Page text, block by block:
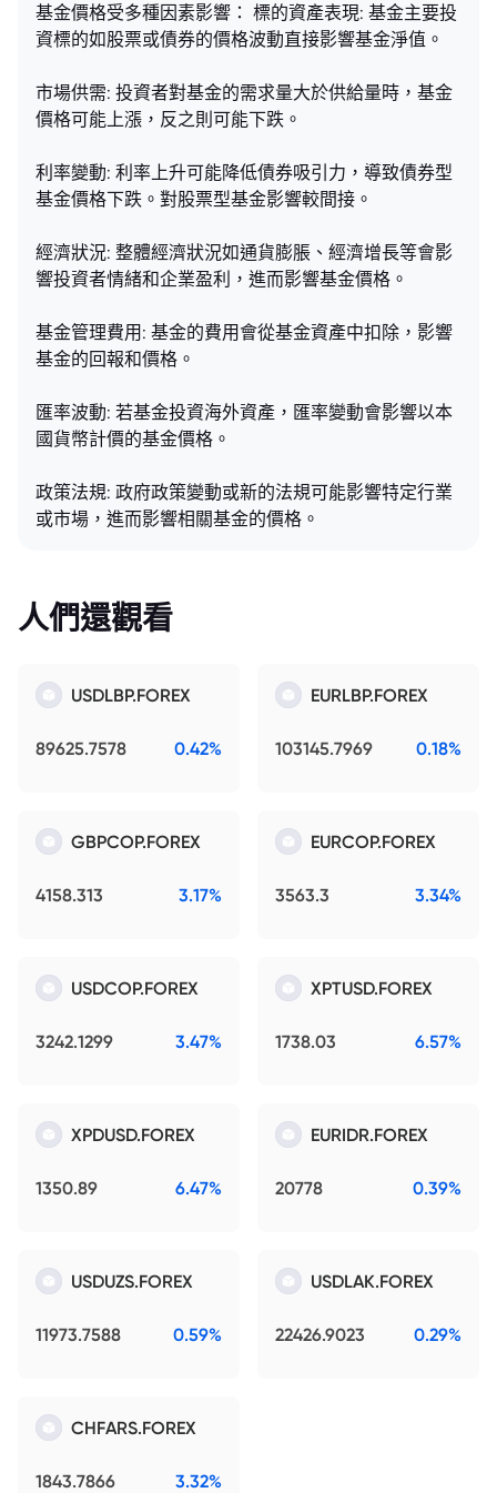
基金價格受多種因素影響： 標的資產表現: 基金主要投
資標的如股票或債券的價格波動直接影響基金淨值。
市場供需: 投資者對基金的需求量大於供給量時，基金
價格可能上漲，反之則可能下跌。
利率變動: 利率上升可能降低債券吸引力，導致債券型
基金價格下跌。對股票型基金影響較間接。
經濟狀況: 整體經濟狀況如通貨膨脹、經濟增長等會影
響投資者情緒和企業盈利，進而影響基金價格。
基金管理費用: 基金的費用會從基金資產中扣除，影響
基金的回報和價格。
匯率波動: 若基金投資海外資產，匯率變動會影響以本
國貨幣計價的基金價格。
政策法規: 政府政策變動或新的法規可能影響特定行業
或市場，進而影響相關基金的價格。
人們還觀看
USDLBP.FOREX
89625.7578 0.42%
EURLBP.FOREX
103145.7969 0.18%
GBPCOP.FOREX
4158.313 3.17%
EURCOP.FOREX
3563.3 3.34%
USDCOP.FOREX
3242.1299 3.47%
XPTUSD.FOREX
1738.03 6.57%
XPDUSD.FOREX
1350.89 6.47%
EURIDR.FOREX
20778 0.39%
USDUZS.FOREX
11973.7588 0.59%
USDLAK.FOREX
22426.9023 0.29%
CHFARS.FOREX
1843.7866 3.32%